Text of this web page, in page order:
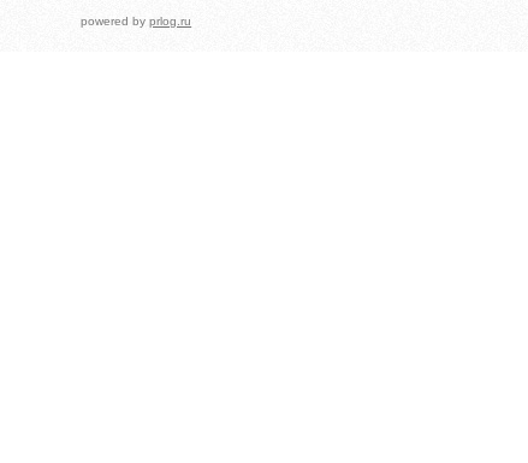
powered byprlog.ru